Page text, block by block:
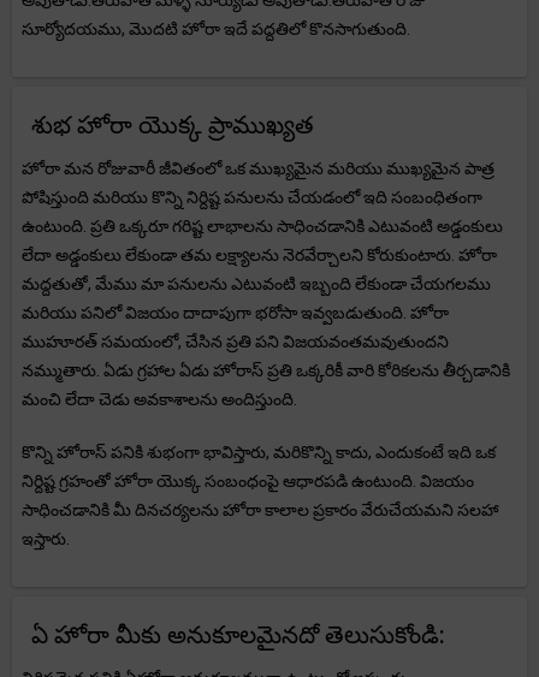
సూర్యోదయము, మొదటి హోరా ఇదే పద్దతిలో కొనసాగుతుంది.
శుభ హోరా యొక్క ప్రాముఖ్యత
హోరా మన రోజువారీ జీవితంలో ఒక ముఖ్యమైన మరియు ముఖ్యమైన పాత్ర
పోషిస్తుంది మరియు కొన్ని నిర్దిష్ట పనులను చేయడంలో ఇది సంబంధితంగా
ఉంటుంది. ప్రతి ఒక్కరూ గరిష్ట లాభాలను సాధించడానికి ఎటువంటి అడ్డంకులు
లేదా అడ్డంకులు లేకుండా తమ లక్ష్యాలను నెరవేర్చాలని కోరుకుంటారు. హోరా
మద్దతుతో, మేము మా పనులను ఎటువంటి ఇబ్బంది లేకుండా చేయగలము
మరియు పనిలో విజయం దాదాపుగా భరోసా ఇవ్వబడుతుంది. హోరా
ముహూరత్ సమయంలో, చేసిన ప్రతి పని విజయవంతమవుతుందని
నమ్ముతారు. ఏడు గ్రహాల ఏడు హోరాస్ ప్రతి ఒక్కరికీ వారి కోరికలను తీర్చడానికి
మంచి లేదా చెడు అవకాశాలను అందిస్తుంది.
కొన్ని హోరాస్ పనికి శుభంగా భావిస్తారు, మరికొన్ని కాదు, ఎందుకంటే ఇది ఒక
నిర్దిష్ట గ్రహంతో హోరా యొక్క సంబంధంపై ఆధారపడి ఉంటుంది. విజయం
సాధించడానికి మీ దినచర్యలను హోరా కాలాల ప్రకారం వేరుచేయమని సలహా
ఇస్తారు.
ఏ హోరా మీకు అనుకూలమైనదో తెలుసుకోండి: